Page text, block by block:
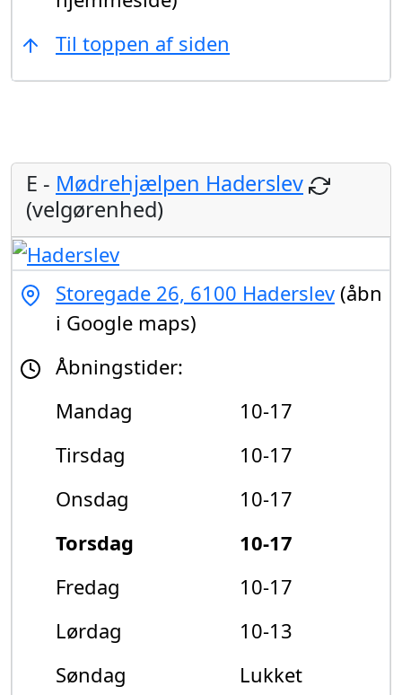
Til toppen af siden
E - Mødrehjælpen Haderslev
(velgørenhed)
Storegade 26, 6100 Haderslev (åbn
i Google maps)
Åbningstider:
Mandag
10-17
Tirsdag
10-17
Onsdag
10-17
Torsdag
10-17
Fredag
10-17
Lørdag
10-13
Søndag
Lukket